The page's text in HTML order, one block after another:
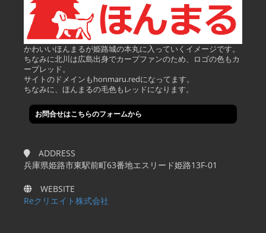
かわいいほんまるが姫路城の本丸に入っていくイメージです。
ちなみに北川は広島出身でカープファンのため、ロゴの色もカ
ープレッド。
サイトのドメインもhonmaru.redになってます。
ちなみに、ほんまるの毛色もレッドになります。
お問合せはこちらのフォームから
ADDRESS
兵庫県姫路市東駅前町63番地エスリード姫路13F-01
WEBSITE
Reクリエイト株式会社